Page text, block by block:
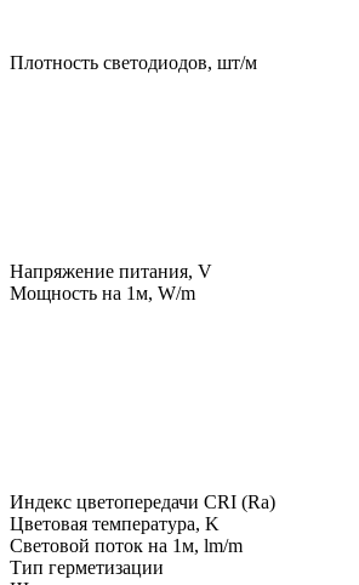
Плотность светодиодов, шт/м
Напряжение питания, V
Мощность на 1м, W/m
Индекс цветопередачи CRI (Ra)
Цветовая температура, K
Световой поток на 1м, lm/m
Тип герметизации